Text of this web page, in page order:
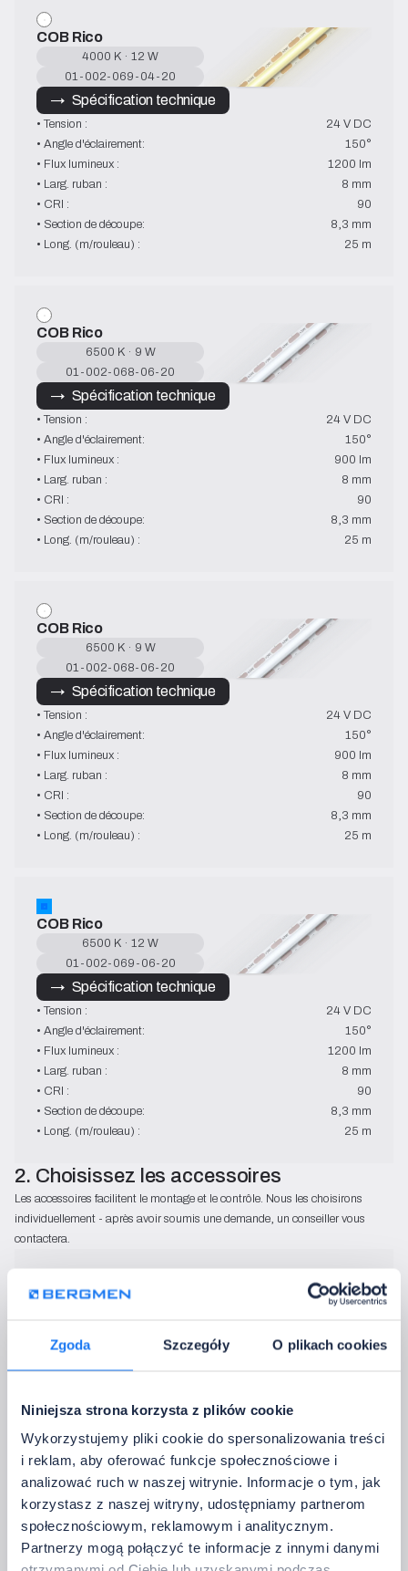
Zgoda Szczegóły O plikach cookies
Niniejsza strona korzysta z plików cookie
Wykorzystujemy pliki cookie do spersonalizowania treści
i reklam, aby oferować funkcje społecznościowe i
analizować ruch w naszej witrynie. Informacje o tym, jak
korzystasz z naszej witryny, udostępniamy partnerom
społecznościowym, reklamowym i analitycznym.
Partnerzy mogą połączyć te informacje z innymi danymi
COB Rico
4000 K · 12 W
01-002-069-04-20
→   Spécification technique
• Tension :
24 V DC
• Angle d'éclairement:
150°
• Flux lumineux :
1200 lm
• Larg. ruban :
8 mm
• CRI :
90
• Section de découpe:
8,3 mm
• Long. (m/rouleau) :
25 m
COB Rico
6500 K · 9 W
01-002-068-06-20
→   Spécification technique
• Tension :
24 V DC
• Angle d'éclairement:
150°
• Flux lumineux :
900 lm
• Larg. ruban :
8 mm
• CRI :
90
• Section de découpe:
8,3 mm
• Long. (m/rouleau) :
25 m
COB Rico
6500 K · 9 W
01-002-068-06-20
→   Spécification technique
• Tension :
24 V DC
• Angle d'éclairement:
150°
• Flux lumineux :
900 lm
• Larg. ruban :
8 mm
• CRI :
90
• Section de découpe:
8,3 mm
• Long. (m/rouleau) :
25 m
COB Rico
6500 K · 12 W
01-002-069-06-20
→   Spécification technique
• Tension :
24 V DC
• Angle d'éclairement:
150°
• Flux lumineux :
1200 lm
• Larg. ruban :
8 mm
• CRI :
90
• Section de découpe:
8,3 mm
• Long. (m/rouleau) :
25 m
2. Choisissez les accessoires
Les accessoires facilitent le montage et le contrôle. Nous les choisirons
individuellement - après avoir soumis une demande, un conseiller vous
contactera.
Connecteurs électriquesConnecteurs pour bandes LEDAdhésif de montage Câble 12 V
Câble 230 V Câble avec ficheRuban adhésif double faceBlocs électriques
Je n'ai pas besoin d'accessoires
3. Choisissez le profilé en aluminium
Le profil influence l'apparence, l'uniformité de l'éclairage et le refroidissement
du ruban.